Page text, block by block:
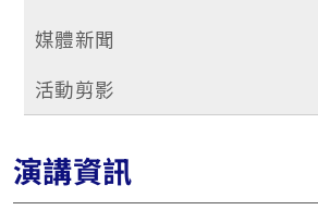
媒體新聞
活動剪影
演講資訊